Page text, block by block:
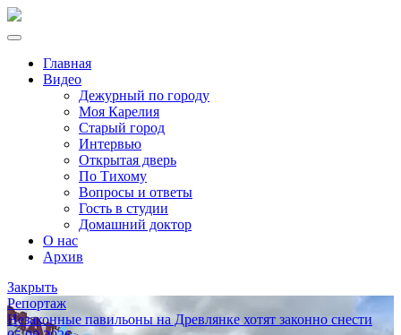
Главная
Видео
Дежурный по городу
Моя Карелия
Старый город
Интервью
Открытая дверь
По Тихому
Вопросы и ответы
Гость в студии
Домашний доктор
О нас
Архив
Закрыть
Репортаж
Незаконные павильоны на Древлянке хотят законно снести